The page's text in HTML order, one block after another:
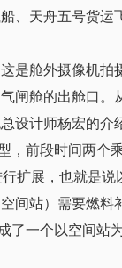
、天舟五号货运
是舱外摄像机拍
闸舱的出舱口。
设计师杨宏的介
，前段时间两个
扩展，也就是
间站）需要燃料
了一个以空间站